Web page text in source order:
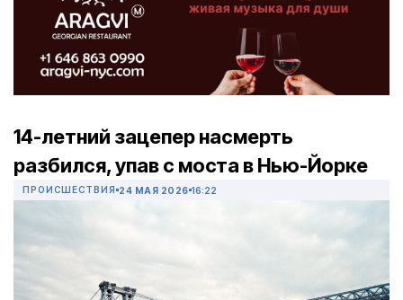
14-летний зацепер насмерть
разбился, упав с моста в Нью-Йорке
ПРОИСШЕСТВИЯ 24 МАЯ 2026 16:22